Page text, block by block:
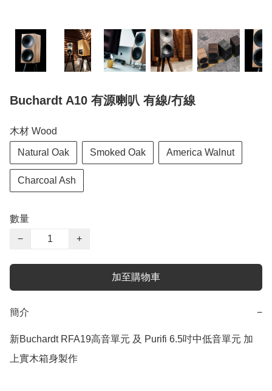
Buchardt A10 有源喇叭 有線/冇線
木材 Wood
Natural Oak Smoked Oak America Walnut
Charcoal Ash
數量
−
+
加至購物車
簡介 −
新Buchardt RFA19高音單元 及 Purifi 6.5吋中低音單元 加
上實木箱身製作